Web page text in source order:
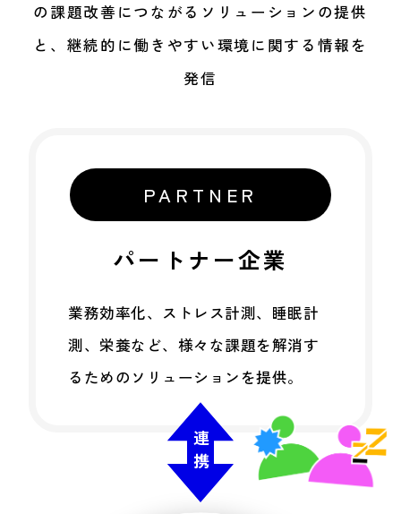
の課題改善につながる ソリューションの提供
と、継続的に働きやすい環境に関する情報を
発信
PARTNER
パートナー企業
業務効率化、ストレス計測、睡眠計
測、栄養など、様々な課題を解消す
るためのソリューションを提供。
連携